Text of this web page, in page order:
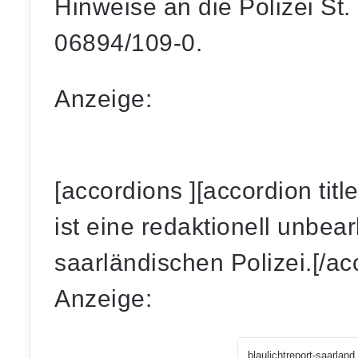
Hinweise an die Polizei St.
06894/109-0.
Anzeige:
[accordions ][accordion
ist eine redaktionell
saarländischen Polizei.[/
Anzeige: